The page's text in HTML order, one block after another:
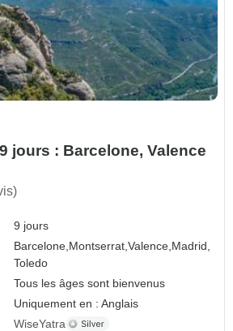
jours : Barcelone, Valence
9 jours
Barcelone, Montserrat,Valence, Madrid,
Toledo
Tous les âges sont bienvenus
Uniquement en : Anglais
WiseYatra